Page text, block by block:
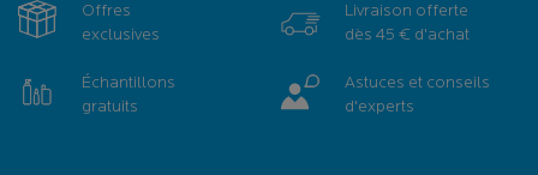
Offres
exclusives
Livraison offerte
dès 45 € d'achat
Échantillons
gratuits
Astuces et conseils
d'experts